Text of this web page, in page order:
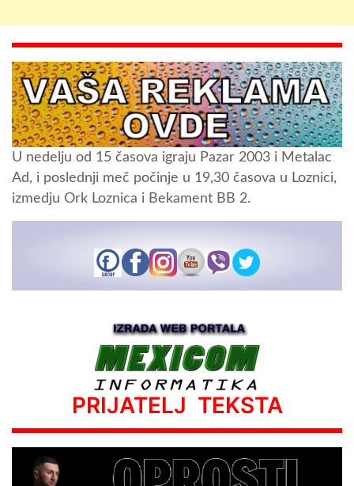
U nedelju od 15 časova igraju Pazar 2003 i Metalac
Ad, i poslednji meč počinje u 19,30 časova u Loznici,
izmedju Ork Loznica i Bekament BB 2.
PRIJATELJ TEKSTA